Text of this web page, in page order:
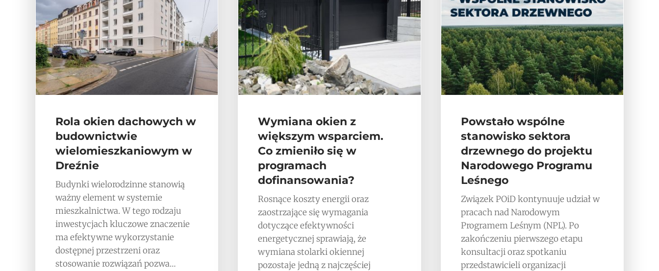
Rola okien dachowych w
budownictwie
wielomieszkaniowym w
Dreźnie
Budynki wielorodzinne stanowią
ważny element w systemie
mieszkalnictwa. W tego rodzaju
inwestycjach kluczowe znaczenie
ma efektywne wykorzystanie
dostępnej przestrzeni oraz
stosowanie rozwiązań pozwa…
Wymiana okien z
większym wsparciem.
Co zmieniło się w
programach
dofinansowania?
Rosnące koszty energii oraz
zaostrzające się wymagania
dotyczące efektywności
energetycznej sprawiają, że
wymiana stolarki okiennej
pozostaje jedną z najczęściej
Powstało wspólne
stanowisko sektora
drzewnego do projektu
Narodowego Programu
Leśnego
Związek POiD kontynuuje udział w
pracach nad Narodowym
Programem Leśnym (NPL). Po
zakończeniu pierwszego etapu
konsultacji oraz spotkaniu
przedstawicieli organizacji